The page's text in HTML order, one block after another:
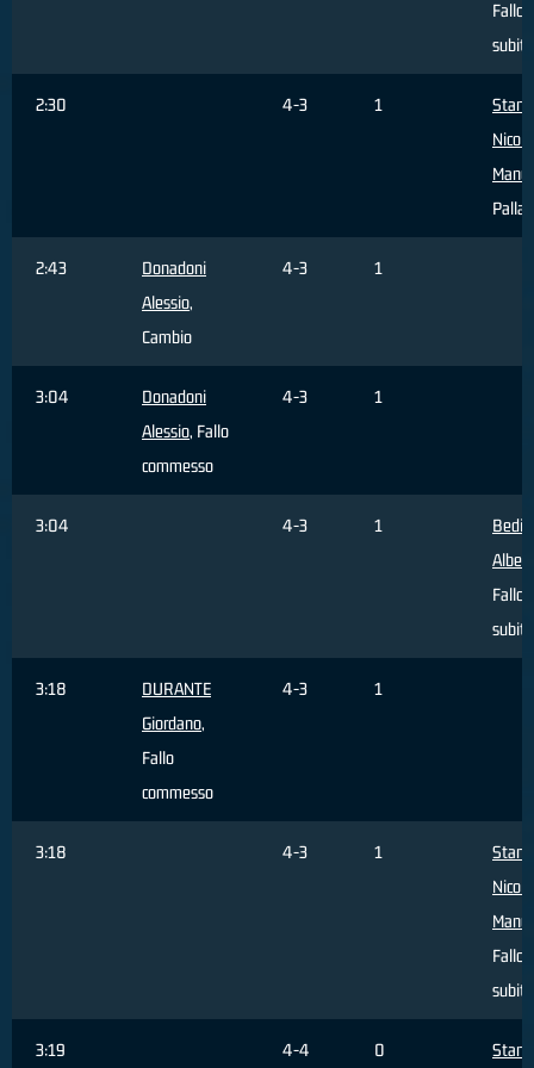
Fallo
subito
2:30 4-3 1
Stanic
Palla
2:43
Donadoni
Alessio,
Cambio
4-3 1
3:04
Donadoni
Alessio, Fallo
commesso
4-3 1
3:04 4-3 1
Bedin
Fallo
subito
3:18
DURANTE
Giordano,
Fallo
commesso
4-3 1
3:18 4-3 1
Stanic
Fallo
subito
3:19 4-4 0
Stanic